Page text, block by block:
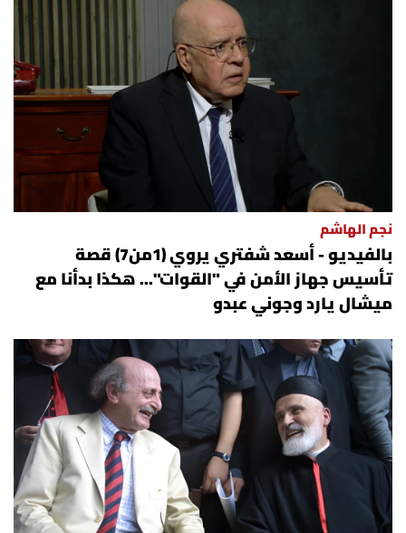
نجم الهاشم
بالفيديو - أسعد شفتري يروي (1من7) قصة
تأسيس جهاز الأمن في "القوات"... هكذا بدأنا مع
ميشال يارد وجوني عبدو